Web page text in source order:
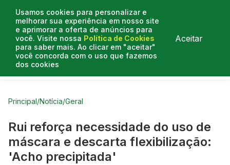
Usamos cookies para personalizar e
melhorar sua experiência em nosso site
e aprimorar a oferta de anúncios para
você. Visite nossa Política de Cookies
para saber mais. Ao clicar em "aceitar"
você concorda com o uso que fazemos
dos cookies
Aceitar
Curtas do Poder
Principal/Notícia/Geral
Rui reforça necessidade do uso de
máscara e descarta flexibilização:
'Acho precipitada'